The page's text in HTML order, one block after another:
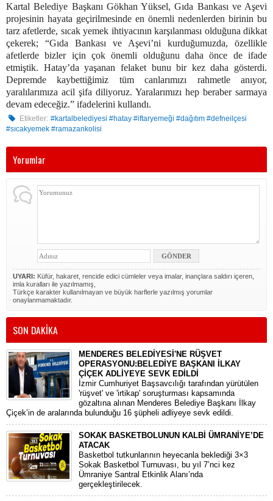
Kartal Belediye Başkanı Gökhan Yüksel, Gıda Bankası ve Aşevi
projesinin hayata geçirilmesinde en önemli nedenlerden birinin bu
tarz afetlerde, sıcak yemek ihtiyacının karşılanması olduğuna dikkat
çekerek; “Gıda Bankası ve Aşevi’ni kurduğumuzda, özellikle
afetlerde bizler için çok önemli olduğunu daha önce de ifade
etmiştik. Hatay’da yaşanan felaket bunu bir kez daha gösterdi.
Depremde kaybettiğimiz tüm canlarımızı rahmetle anıyor,
yaralılarımıza acil şifa diliyoruz. Yaralarımızı hep beraber sarmaya
devam edeceğiz.” ifadelerini kullandı.
Etiketler: #kartalbelediyesi #hatay #iftaryemeği #dağıtım #defneilçesi
#sıcakyemek #ramazankolisi
Yorumlar
UYARI: Küfür, hakaret, rencide edici cümleler veya imalar, inançlara saldırı içeren,
imla kuralları ile yazılmamış,
Türkçe karakter kullanılmayan ve büyük harflerle yazılmış yorumlar
onaylanmamaktadır.
SON DAKİKA
MENDERES BELEDİYESİ'NE RÜŞVET
OPERASYONU:BELEDİYE BAŞKANI İLKAY
ÇİÇEK ADLİYEYE SEVK EDİLDİ
​İzmir Cumhuriyet Başsavcılığı tarafından yürütülen
'rüşvet' ve 'irtikap' soruşturması kapsamında
gözaltına alınan Menderes Belediye Başkanı İlkay
Çiçek’in de aralarında bulunduğu 16 şüpheli adliyeye sevk edildi.
SOKAK BASKETBOLUNUN KALBİ ÜMRANİYE’DE
ATACAK
Basketbol tutkunlarının heyecanla beklediği 3×3
Sokak Basketbol Turnuvası, bu yıl 7’nci kez
Ümraniye Santral Etkinlik Alanı’nda
gerçekleştirilecek.